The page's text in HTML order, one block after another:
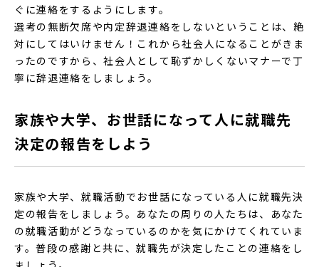
ぐに連絡をするようにします。
選考の無断欠席や内定辞退連絡をしないということは、絶
対にしてはいけません！これから社会人になることがきま
ったのですから、社会人として恥ずかしくないマナーで丁
寧に辞退連絡をしましょう。
家族や大学、お世話になって人に就職先
決定の報告をしよう
家族や大学、就職活動でお世話になっている人に就職先決
定の報告をしましょう。あなたの周りの人たちは、あなた
の就職活動がどうなっているのかを気にかけてくれていま
す。普段の感謝と共に、就職先が決定したことの連絡をし